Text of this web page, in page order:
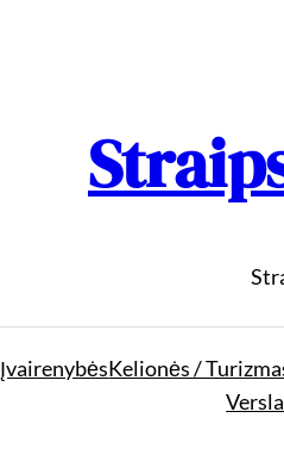
ĮvairenybėsKelionės /